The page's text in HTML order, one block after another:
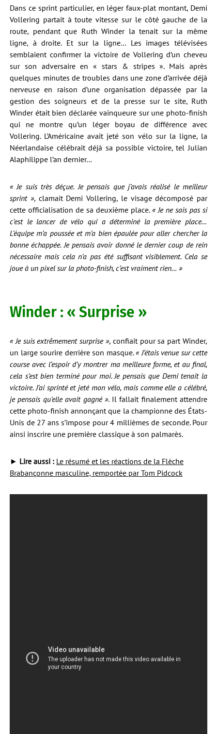
Dans ce sprint particulier, en léger faux-plat montant, Demi
Vollering partait à toute vitesse sur le côté gauche de la
route, pendant que Ruth Winder la tenait sur la même
ligne, à droite. Et sur la ligne… Les images télévisées
semblaient confirmer la victoire de Vollering d’un cheveu
sur son adversaire en « stars & stripes ». Mais après
quelques minutes de troubles dans une zone d’arrivée déjà
nerveuse en raison d’une organisation dépassée par la
gestion des soigneurs et de la presse sur le site, Ruth
Winder était bien déclarée vainqueure sur une photo-finish
qui ne montre qu’un léger boyau de différence avec
Vollering. L’Américaine avait jeté son vélo sur la ligne, la
Néerlandaise célébrait déjà sa possible victoire, tel Julian
Alaphilippe l’an dernier…
« Je suis très déçue. Je pensais que j’avais réalisé le meilleur
sprint », clamait Demi Vollering, le visage décomposé par
cette officialisation de sa deuxième place. « Je ne sais pas si
c’est le lancer de vélo qui a déterminé la première place…
L’équipe m’a poussée et m’a bien épaulée pour aller chercher la
bonne échappée. Je pensais avoir donné le dernier coup de rein
nécessaire mais cela n’a pas été suffisant visiblement. Cela se
joue à un pixel sur la photo-finish, c’est vraiment rien… »
Winder : « Surprise »
« Je suis extrêmement surprise », confiait pour sa part Winder,
un large sourire derrière son masque.« J’étais venue sur cette
course avec l’espoir d’y montrer ma meilleure forme, et au final,
cela s’est bien terminé pour moi. Je pensais que Demi tenait la
victoire. J’ai sprinté et jeté mon vélo, mais comme elle a célébré,
je pensais qu’elle avait gagné ». Il fallait finalement attendre
cette photo-finish annonçant que la championne des États-
Unis de 27 ans s’impose pour 4 millièmes de seconde. Pour
ainsi inscrire une première classique à son palmarès.
► Lire aussi : Le résumé et les réactions de la Flèche
Brabançonne masculine, remportée par Tom Pidcock